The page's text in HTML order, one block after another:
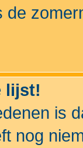
de
lijst!
is
nog